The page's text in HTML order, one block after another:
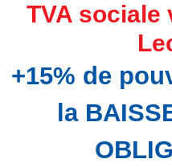
TVA sociale
+15% de
la